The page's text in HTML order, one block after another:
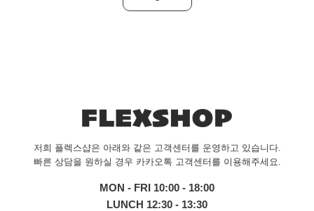
저희 플렉스샵은 아래와 같은 고객센터를 운영하고 있습니다.
빠른 상담을 원하실 경우 카카오톡 고객센터를 이용해주세요.
MON - FRI 10:00 - 18:00
LUNCH 12:30 - 13:30